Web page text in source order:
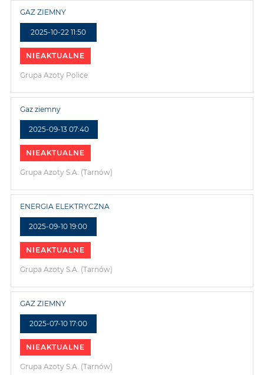
2025-10-22 11:50
GAZ ZIEMNY
NIEAKTUALNE
Grupa Azoty Police
2025-09-13 07:40
Gaz ziemny
NIEAKTUALNE
Grupa Azoty S.A. (Tarnów)
2025-09-10 19:00
ENERGIA ELEKTRYCZNA
NIEAKTUALNE
Grupa Azoty S.A. (Tarnów)
2025-07-10 17:00
GAZ ZIEMNY
NIEAKTUALNE
Grupa Azoty S.A. (Tarnów)